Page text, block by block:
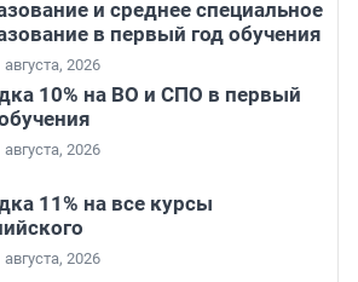
и среднее специальное
в первый год обучения
2026
10% на ВО и СПО в первый
2026
11% на все курсы
2026